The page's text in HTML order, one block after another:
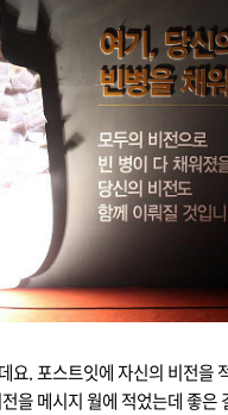
요. 포스트잇에 자신의 비전을
을 메시지 월에 적었는데 좋은